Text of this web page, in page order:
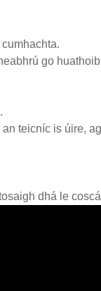
go
teicníc is úire,
dhá le